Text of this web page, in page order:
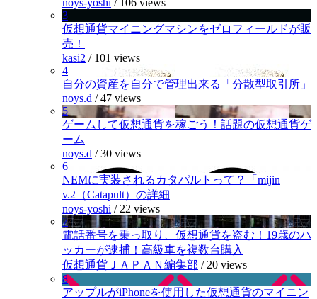
3
仮想通貨マイニングマシンをゼロフィールドが販
売！
kasi2 / 101 views
4
自分の資産を自分で管理出来る「分散型取引所」
noys.d /47 views
5
ゲームして仮想通貨を稼ごう！話題の仮想通貨ゲ
ーム
noys.d /30 views
6
NEMに実装されるカタパルトって？「mijin
v.2（Catapult）の詳細
noys-yoshi / 22 views
7
電話番号を乗っ取り、仮想通貨を盗む！19歳のハ
ッカーが逮捕！高級車を複数台購入
仮想通貨ＪＡＰＡＮ編集部 / 20 views
8
アップルがiPhoneを使用した仮想通貨のマイニン